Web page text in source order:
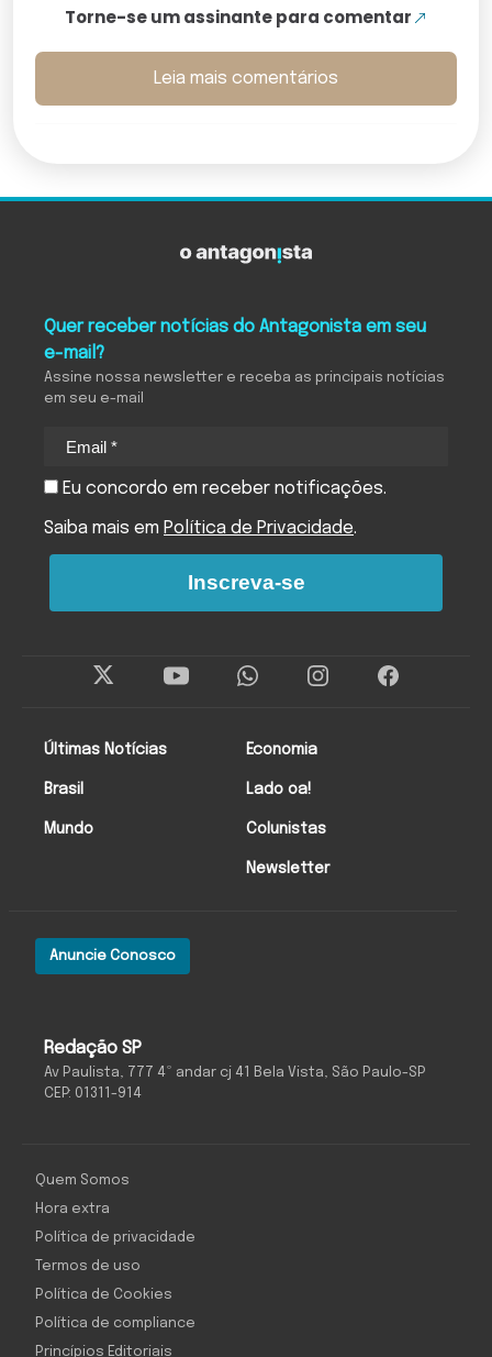
Torne-se um assinante para comentar
Leia mais comentários
Redação SP
Av Paulista, 777 4º andar cj 41 Bela Vista, São Paulo-SP
CEP: 01311-914
Anuncie Conosco
Últimas Notícias
Brasil
Mundo
Economia
Lado oa!
Colunistas
Newsletter
Quer receber notícias do Antagonista em seu
e-mail?
Assine nossa newsletter e receba as principais notícias
em seu e-mail
Eu concordo em receber notificações.
Saiba mais em Política de Privacidade.
Inscreva-se
Quem Somos
Hora extra
Política de privacidade
Termos de uso
Política de Cookies
Política de compliance
Princípios Editoriais